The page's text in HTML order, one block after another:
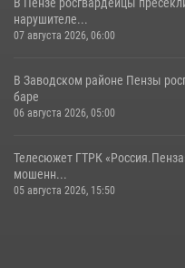
нарушителе...
07 августа 2026, 06:00
В Заводском районе Пензы
баре
06 августа 2026, 05:00
Телесюжет ГТРК
мошенн...
05 августа 2026, 15:50